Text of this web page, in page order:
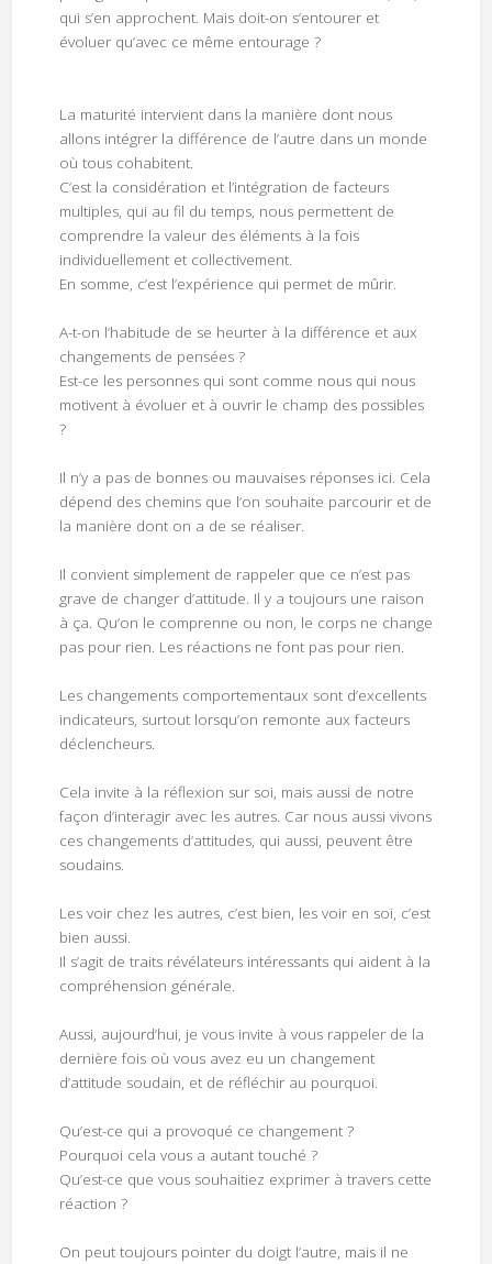
qui s’en approchent. Mais doit-on s’entourer et
évoluer qu’avec ce même entourage ?
La maturité intervient dans la manière dont nous
allons intégrer la différence de l’autre dans un monde
où tous cohabitent.
C’est la considération et l’intégration de facteurs
multiples, qui au fil du temps, nous permettent de
comprendre la valeur des éléments à la fois
individuellement et collectivement.
En somme, c’est l’expérience qui permet de mûrir.
A-t-on l’habitude de se heurter à la différence et aux
changements de pensées ?
Est-ce les personnes qui sont comme nous qui nous
motivent à évoluer et à ouvrir le champ des possibles
?
Il n’y a pas de bonnes ou mauvaises réponses ici. Cela
dépend des chemins que l’on souhaite parcourir et de
la manière dont on a de se réaliser.
Il convient simplement de rappeler que ce n’est pas
grave de changer d’attitude. Il y a toujours une raison
à ça. Qu’on le comprenne ou non, le corps ne change
pas pour rien. Les réactions ne font pas pour rien.
Les changements comportementaux sont d’excellents
indicateurs, surtout lorsqu’on remonte aux facteurs
déclencheurs.
Cela invite à la réflexion sur soi, mais aussi de notre
façon d’interagir avec les autres. Car nous aussi vivons
ces changements d’attitudes, qui aussi, peuvent être
soudains.
Les voir chez les autres, c’est bien, les voir en soi, c’est
bien aussi.
Il s’agit de traits révélateurs intéressants qui aident à la
compréhension générale.
Aussi, aujourd’hui, je vous invite à vous rappeler de la
dernière fois où vous avez eu un changement
d’attitude soudain, et de réfléchir au pourquoi.
Qu’est-ce qui a provoqué ce changement ?
Pourquoi cela vous a autant touché ?
Qu’est-ce que vous souhaitiez exprimer à travers cette
réaction ?
On peut toujours pointer du doigt l’autre, mais il ne